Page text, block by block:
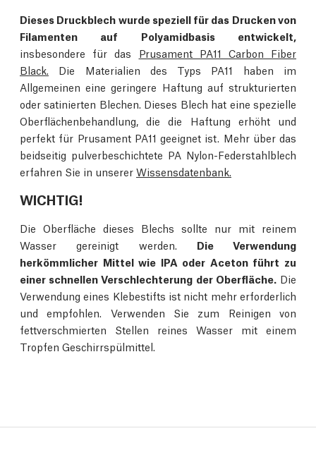
Dieses Druckblech wurde speziell für das Drucken von
Filamenten auf Polyamidbasis entwickelt,
insbesondere für das Prusament PA11 Carbon Fiber
Black. Die Materialien des Typs PA11 haben im
Allgemeinen eine geringere Haftung auf strukturierten
oder satinierten Blechen. Dieses Blech hat eine spezielle
Oberflächenbehandlung, die die Haftung erhöht und
perfekt für Prusament PA11 geeignet ist. Mehr über das
beidseitig pulverbeschichtete PA Nylon-Federstahlblech
erfahren Sie in unserer Wissensdatenbank.
WICHTIG!
Die Oberfläche dieses Blechs sollte nur mit reinem
Wasser gereinigt werden. Die Verwendung
herkömmlicher Mittel wie IPA oder Aceton führt zu
einer schnellen Verschlechterung der Oberfläche.Die
Verwendung eines Klebestifts ist nicht mehr erforderlich
und empfohlen. Verwenden Sie zum Reinigen von
fettverschmierten Stellen reines Wasser mit einem
Tropfen Geschirrspülmittel.